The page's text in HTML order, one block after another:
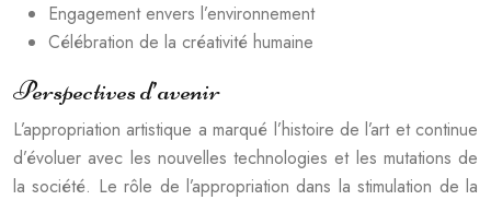
Engagement envers l’environnement
Célébration de la créativité humaine
Perspectives d’avenir
L’appropriation artistique a marqué l’histoire de l’art et continue
d’évoluer avec les nouvelles technologies et les mutations de
la société. Le rôle de l’appropriation dans la stimulation de la